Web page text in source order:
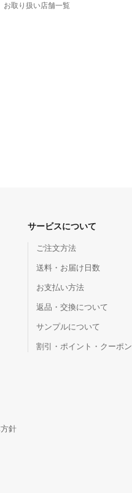
お取り扱い店舗一覧
針
サービスについて
ご注文方法
送料・お届け日数
お支払い方法
返品・交換について
サンプルについて
割引・ポイント・クーポン